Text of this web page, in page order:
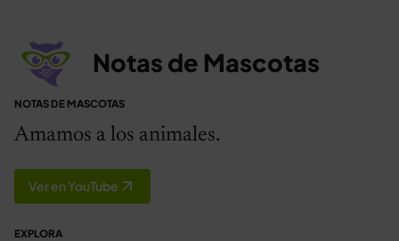
Notas de Mascotas
NOTAS DE MASCOTAS
Amamos a los animales.
Ver en YouTube
EXPLORA